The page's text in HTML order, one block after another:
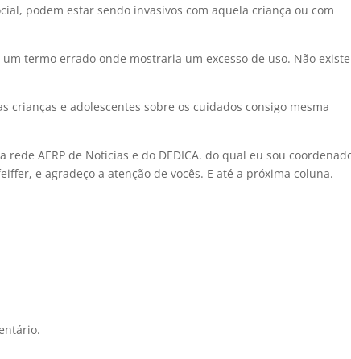
podem estar sendo invasivos com aquela criança ou com
termo errado onde mostraria um excesso de uso. Não
crianças e adolescentes sobre os cuidados consigo mesma
AERP de Noticias e do DEDICA. do qual eu sou
e agradeço a atenção de vocês. E até a próxima coluna.